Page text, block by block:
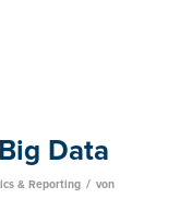
Data
& Reporting / von